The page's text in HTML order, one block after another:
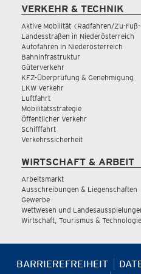
VERKEHR & TECHNIK
Aktive Mobilität (Radfahren/Zu-
Landesstraßen in Niederösterreich
Autofahren in Niederösterreich
Bahninfrastruktur
Güterverkehr
KFZ-Überprüfung & Genehmigung
LKW Verkehr
Luftfahrt
Mobilitätsstrategie
Öffentlicher Verkehr
Schifffahrt
Verkehrssicherheit
WIRTSCHAFT & ARBEIT
Arbeitsmarkt
Ausschreibungen & Liegenschaften
Gewerbe
Wettwesen und
Wirtschaft, Tourismus & Technologie
BARRIEREFREIHEIT